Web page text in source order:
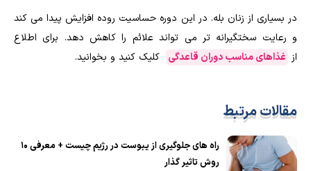
در بسیاری از زنان بله. در این دوره حساسیت روده افزایش پیدا می کند
و رعایت سختگیرانه تر می تواند علائم را کاهش دهد. برای اطلاع
از غذاهای مناسب دوران قاعدگی کلیک کنید و بخوانید.
مقالات مرتبط
راه های جلوگیری از یبوست در رژیم چیست + معرفی 10
روش تاثیر گذار